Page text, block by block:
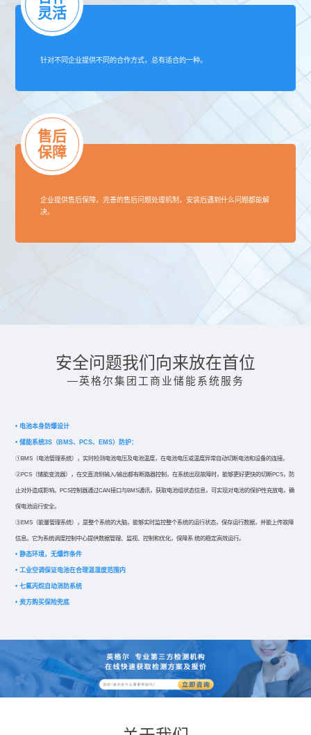
灵活
针对不同企业提供不同的合作方式，总有适合的一种。
售后
保障
企业提供售后保障，完善的售后问题处理机制，安装后遇到什么问题都能解
决。
安全问题我们向来放在首位
—英格尔集团工商业储能系统服务
• 电池本身防爆设计
• 储能系统3S（BMS、PCS、EMS）防护：
①BMS（电池管理系统），实时检测电池电压及电池温度，在电池电压或温度异常自动切断电池和设备的连接。
②PCS（储能变流器），在交直流侧输入/输出都有断路器控制，在系统出现故障时，能够更好更快的切断PCS，防
止对外造成影响。PCS控制器通过CAN接口与BMS通讯，获取电池组状态信息，可实现对电池的保护性充放电，确
保电池运行安全。
③EMS（能量管理系统），是整个系统的大脑，能够实时监控整个系统的运行状态，保存运行数据，并能上传故障
信息。它为系统调度控制中心提供数据管理、监视、控制和优化，保障系 统的稳定高效运行。
• 静态环境，无爆炸条件
• 工业空调保证电池在合理温湿度范围内
• 七氟丙烷自动消防系统
• 资方购买保险兜底